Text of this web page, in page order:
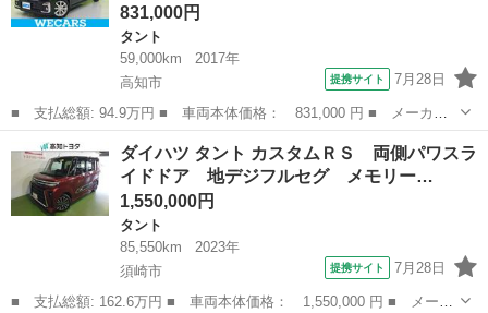
831,000円
タント
59,000km
2017年
高知市
提携サイト 7月28日
■ 支払総額: 94.9万円 ■ 車両本体価格： 831,000 円 ■ メーカー
名： ダイハツ ■ 車種名： タント ■ グレード名： カスタム
Ｘ 新品タイヤ／電動スライドドア／シートヒーター 運転席／ヘッ
ドランプ ＬＥ...
高知 高知市 タント
ダイハツ タント カスタムＲＳ 両側パワスラ
イドドア 地デジフルセグ メモリー…
1,550,000円
タント
85,550km
2023年
須崎市
提携サイト 7月28日
■ 支払総額: 162.6万円 ■ 車両本体価格： 1,550,000 円 ■ メーカ